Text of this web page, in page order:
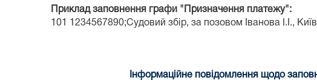
Приклад заповнення графи "Призначення платежу":
101 1234567890;Судовий збір, за позовом Іванова І.І.,
Інформаційне повідомлення щодо